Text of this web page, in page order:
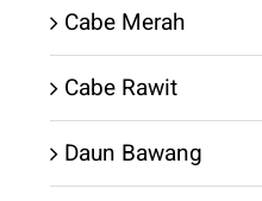
Cabe Merah
Cabe Rawit
Daun Bawang